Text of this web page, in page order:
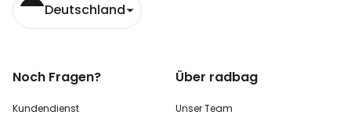
Deutschland
Noch Fragen?
Kundendienst
Über radbag
Unser Team